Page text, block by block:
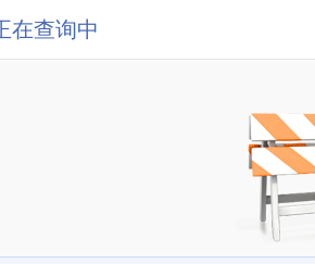
在查询中